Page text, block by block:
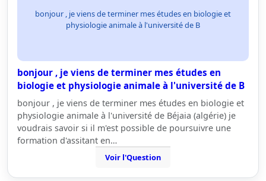
bonjour , je viens de terminer mes études en biologie et
physiologie animale à l'université de B
bonjour , je viens de terminer mes études en
biologie et physiologie animale à l'université de B
bonjour , je viens de terminer mes études en biologie et
physiologie animale à l'université de Béjaia (algérie) je
voudrais savoir si il m'est possible de poursuivre une
formation d'assitant en…
Voir l'Question